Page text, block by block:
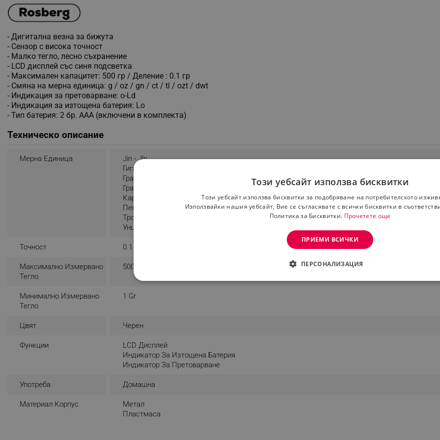
- Дигитална везна за бижута
- Сензор с висока точност
- Малко тегло, лесно съхранение
- LCD дисплей със синя подсветка
- Максимален капацитет: 500 гр / Деление : 0.1 гр
- Смяна на мерна единица: g / oz / gn / ct / tl / ozt / dwt
- Индикация за претоварване: o-Ld
- Индикация за изтощена батерия: Lo
- Тип батерия: 2 бр. AAA (включени в комплекта)
Техническо описание
Мерна Единица
Jin - Jīn
Гига Нютон - GN
Грам - G
Гран - Gn
Карат - Ct
Пениуйт - Dwt
Тройунция - Oz T
Унция - Oz
Точност 0.1 G
Максимално Измервано
Тегло
500 Gr
Минимално Измервано
Тегло
1 Gr
Цвят Черен
Функции
LCD Дисплей
Индикатор За Изтощена Батерия
Индикатор За Претоварване
Употреба Домашна
Материал Корпус
Метал
Пластмаса
Този уебсайт използва бисквитки
Този уебсайт използва бисквитки за подобряване на потребителското
Използвайки нашия уебсайт, Вие се съгласявате с всички бисквитки в
Политика за Бисквитки. Прочетете още
ПРИЕМИ ВСИЧКИ
ПЕРСОНАЛИЗАЦИЯ
СТРОГО НЕОБХОДИМО ЕФЕКТИВНОСТ ТАРГЕТИРАНЕ
Строго необходимите бисквитки позволяват основната функционалност на уебсайта, като потребителско